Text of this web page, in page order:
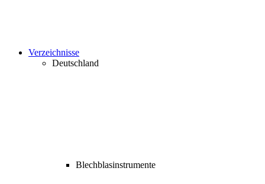
Verzeichnisse
Deutschland
Blechblasinstrumente